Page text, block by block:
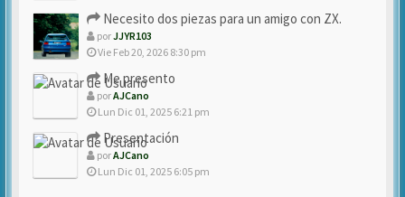
Necesito dos piezas para un amigo con ZX.
porJJYR103
Vie Feb 20, 2026 8:30 pm
Me presento
porAJCano
Lun Dic 01, 2025 6:21 pm
Presentación
porAJCano
Lun Dic 01, 2025 6:05 pm